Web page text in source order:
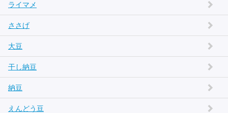
ライマメ
ささげ
大豆
干し納豆
納豆
えんどう豆